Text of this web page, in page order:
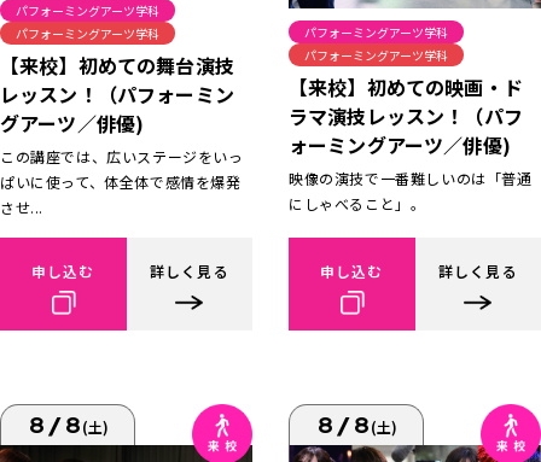
パフォーミングアーツ学科
パフォーミングアーツ学科
【来校】初めての舞台演技
レッスン！（パフォーミン
グアーツ／俳優)
この講座では、広いステージをいっ
ぱいに使って、体全体で感情を爆発
させ...
申し込む 詳しく見る
パフォーミングアーツ学科
パフォーミングアーツ学科
【来校】初めての映画・ド
ラマ演技レッスン！（パフ
ォーミングアーツ／俳優)
映像の演技で一番難しいのは「普通
にしゃべること」。
申し込む 詳しく見る
8/8(土) 8/8(土)